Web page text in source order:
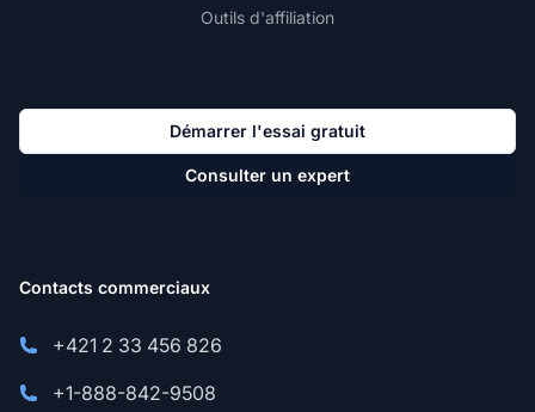
Outils d'affiliation
Démarrer l'essai gratuit
Consulter un expert
Contacts commerciaux
+421 2 33 456 826
+1-888-842-9508